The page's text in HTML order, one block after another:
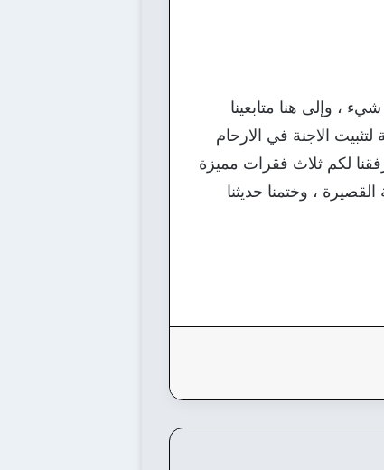
، وإلى هنا متابعينا
الاجنة في الارحام
لكم ثلاث فقرات مميزة
، وختمنا حديثنا